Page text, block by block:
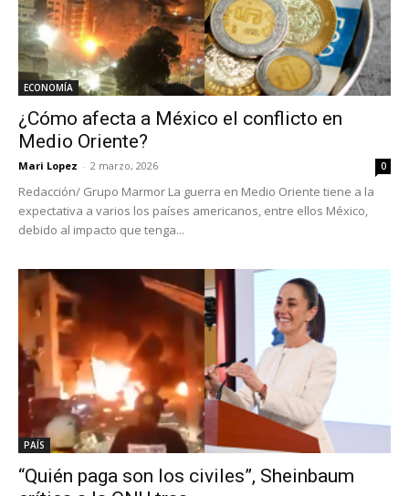
ECONOMÍA
¿Cómo afecta a México el conflicto en
Medio Oriente?
Mari Lopez - 2 marzo, 2026 0
Redacción/ Grupo Marmor La guerra en Medio Oriente tiene a la
expectativa a varios los países americanos, entre ellos México,
debido al impacto que tenga...
PAÍS
“Quién paga son los civiles”, Sheinbaum